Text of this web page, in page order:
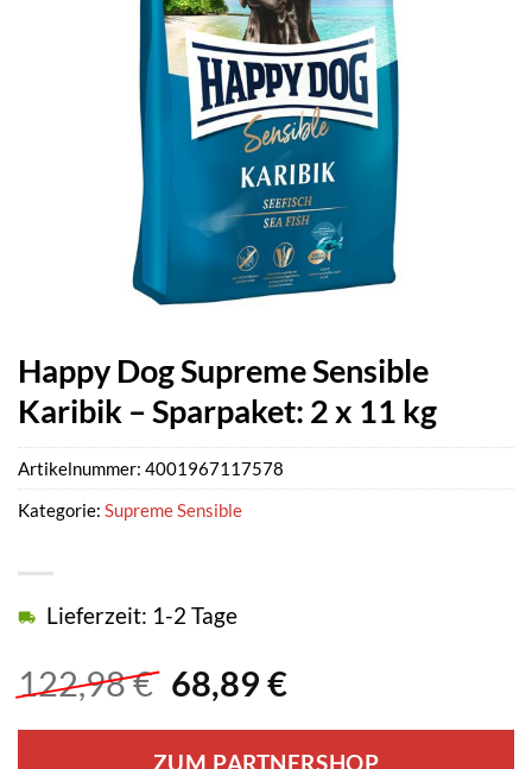
Happy Dog Supreme Sensible
Karibik – Sparpaket: 2 x 11 kg
122,98€ Ursprünglicher
war:
68,89 €Aktueller
ist:
Lieferzeit: 1-2 Tage
ZUM PARTNERSHOP
Artikelnummer: 4001967117578
Kategorie: Supreme Sensible